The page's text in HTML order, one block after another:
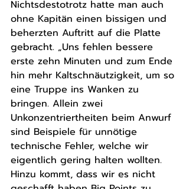
Nichtsdestotrotz hatte man auch
ohne Kapitän einen bissigen und
beherzten Auftritt auf die Platte
gebracht. „Uns fehlen bessere
erste zehn Minuten und zum Ende
hin mehr Kaltschnäutzigkeit, um so
eine Truppe ins Wanken zu
bringen. Allein zwei
Unkonzentriertheiten beim Anwurf
sind Beispiele für unnötige
technische Fehler, welche wir
eigentlich gering halten wollten.
Hinzu kommt, dass wir es nicht